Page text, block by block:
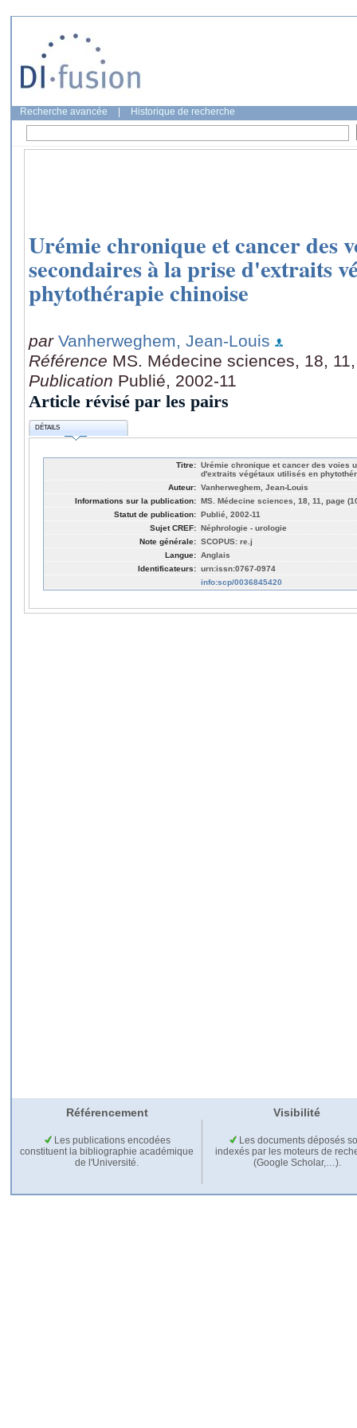
Recherche avancée Historique de recherche
Urémie chronique et cancer des
secondaires à la prise d'extraits
phytothérapie chinoise
par Vanherweghem, Jean-Louis
Référence MS. Médecine sciences, 18,
Publication Publié, 2002-11
Article révisé par les pairs
DÉTAILS
Titre: Urémie chronique et cancer des voies
d'extraits végétaux utilisés en
Auteur: Vanherweghem, Jean-Louis
Informations sur la publication: MS. Médecine sciences, 18, 11, page
Statut de publication: Publié, 2002-11
Sujet CREF: Néphrologie - urologie
Note générale: SCOPUS: re.j
Langue: Anglais
Identificateurs: urn:issn:0767-0974
info:scp/0036845420
Référencement Visibilité
Les publications encodées
constituent la bibliographie académique
de l'Université.
Les documents déposés
indexés par les moteurs de
(Google Scholar,…).